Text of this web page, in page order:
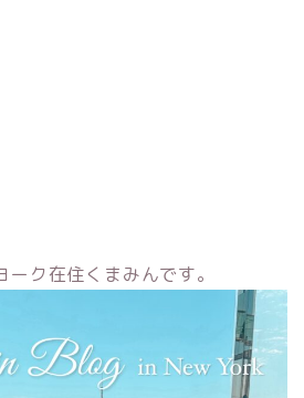
ク在住くまみんです。